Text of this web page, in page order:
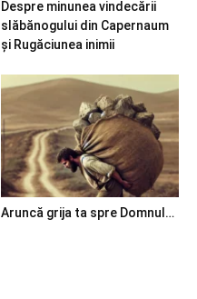
Despre minunea vindecării
slăbănogului din Capernaum
și Rugăciunea inimii
Aruncă grija ta spre Domnul…